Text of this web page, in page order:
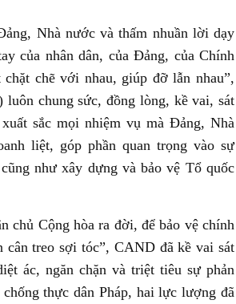
Nhà nước và thấm nhuần lời dạy
của nhân dân, của Đảng, của Chính
chẽ với nhau, giúp đỡ lẫn nhau”,
chung sức, đồng lòng, kề vai, sát
sắc mọi nhiệm vụ mà Đảng, Nhà
liệt, góp phần quan trọng vào sự
như xây dựng và bảo vệ Tổ quốc
chủ Cộng hòa ra đời, để bảo vệ chính
cân treo sợi tóc”, CAND đã kề vai sát
ác, ngăn chặn và triệt tiêu sự phản
thực dân Pháp, hai lực lượng đã